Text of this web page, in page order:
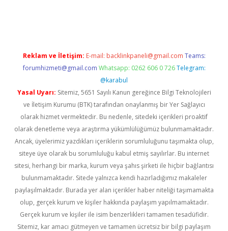
Reklam ve İletişim: E-mail: backlinkpaneli@gmail.com Teams:
forumhizmeti@gmail.com Whatsapp: 0262 606 0 726 Telegram:
@karabul
Yasal Uyarı: Sitemiz, 5651 Sayılı Kanun gereğince Bilgi Teknolojileri
ve İletişim Kurumu (BTK) tarafından onaylanmış bir Yer Sağlayıcı
olarak hizmet vermektedir. Bu nedenle, sitedeki içerikleri proaktif
olarak denetleme veya araştırma yükümlülüğümüz bulunmamaktadır.
Ancak, üyelerimiz yazdıkları içeriklerin sorumluluğunu taşımakta olup,
siteye üye olarak bu sorumluluğu kabul etmiş sayılırlar. Bu internet
sitesi, herhangi bir marka, kurum veya şahıs şirketi ile hiçbir bağlantısı
bulunmamaktadır. Sitede yalnızca kendi hazırladığımız makaleler
paylaşılmaktadır. Burada yer alan içerikler haber niteliği taşımamakta
olup, gerçek kurum ve kişiler hakkında paylaşım yapılmamaktadır.
Gerçek kurum ve kişiler ile isim benzerlikleri tamamen tesadüfidir.
Sitemiz, kar amacı gütmeyen ve tamamen ücretsiz bir bilgi paylaşım